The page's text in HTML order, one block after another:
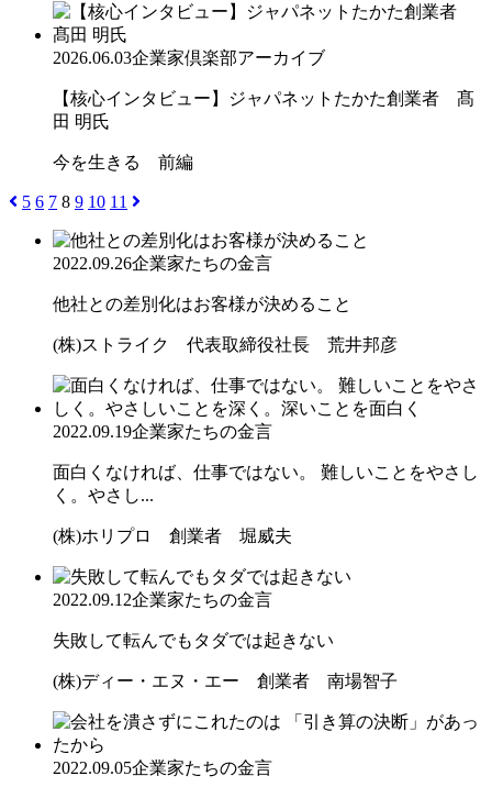
2026.06.03企業家倶楽部アーカイブ
【核心インタビュー】ジャパネットたかた創業者 髙
田 明氏
今を生きる 前編
5 6 7 8 9 10 11
2022.09.26企業家たちの金言
他社との差別化はお客様が決めること
(株)ストライク 代表取締役社長 荒井邦彦
2022.09.19企業家たちの金言
面白くなければ、仕事ではない。 難しいことをやさし
く。やさし...
(株)ホリプロ 創業者 堀威夫
2022.09.12企業家たちの金言
失敗して転んでもタダでは起きない
(株)ディー・エヌ・エー 創業者 南場智子
2022.09.05企業家たちの金言